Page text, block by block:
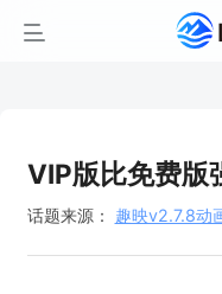
VIP版比免费版
话题来源： 趣映v2.7.8动